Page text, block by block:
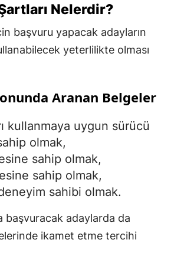
Nelerdir?
başvuru yapacak adayların
yeterlilikte olması
Aranan Belgeler
kullanmaya uygun sürücü
olmak,
sahip olmak,
sahip olmak,
sahibi olmak.
başvuracak adaylarda da
ikamet etme tercihi